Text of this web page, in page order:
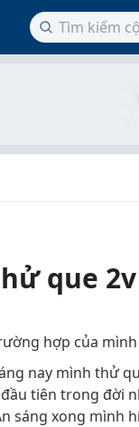
que
hợp của
nay mình thử
tiên trong đời
sáng xong mình